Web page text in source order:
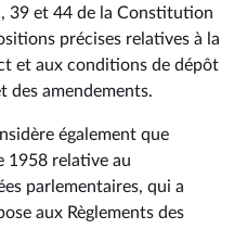
39 et 44 de la Constitution
précises relatives à la
et aux conditions de dépôt
des amendements.
également que
1958 relative au
parlementaires, qui a
aux Règlements des